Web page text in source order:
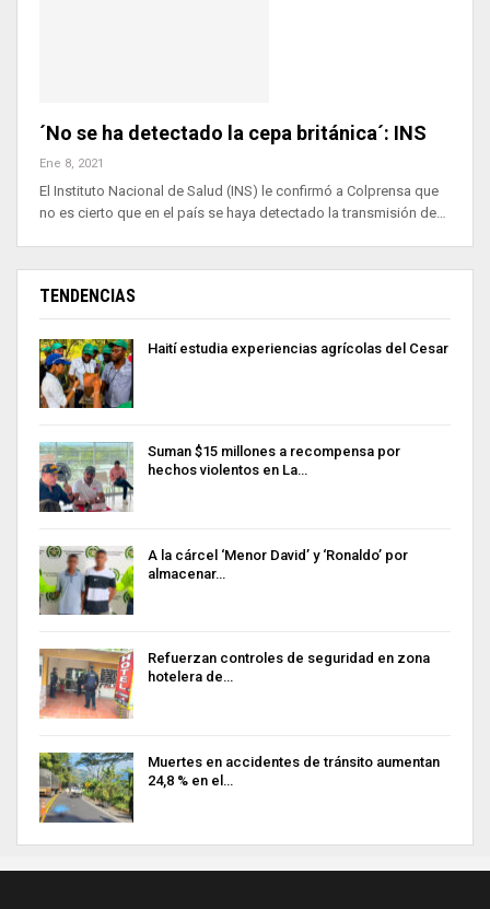
´No se ha detectado la cepa británica´: INS
Ene 8, 2021
El Instituto Nacional de Salud (INS) le confirmó a Colprensa que
no es cierto que en el país se haya detectado la transmisión de…
TENDENCIAS
Haití estudia experiencias agrícolas del Cesar
Suman $15 millones a recompensa por
hechos violentos en La…
A la cárcel ‘Menor David’ y ‘Ronaldo’ por
almacenar…
Refuerzan controles de seguridad en zona
hotelera de…
Muertes en accidentes de tránsito aumentan
24,8 % en el…